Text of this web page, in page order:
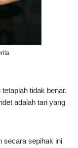
tidak benar.
adalah tari yang
secara sepihak ini